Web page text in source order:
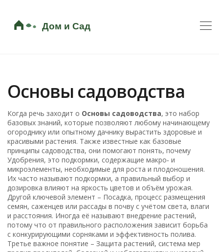
Основы садоводства
Когда речь заходит о Основы садоводства,это набор
базовых знаний, которые позволяют любому начинающему
огороднику или опытному дачнику вырастить здоровые и
красивыми растения. Также известные как базовые
принципы садоводства, они помогают понять, почему
Удобрения,это подкормки, содержащие макро‑ и
микроэлементы, необходимые для роста и плодоношения.
Их часто называютподкормки, а правильный выбор и
дозировка влияют на яркость цветов и объём урожая.
Другой ключевой элемент – Посадка,процесс размещения
семян, саженцев или рассады в почву с учётом света, влаги
и расстояния. Иногда её называютвнедрение растений,
потому что от правильного расположения зависит борьба
с конкурирующими сорняками и эффективность полива.
Третье важное понятие –Защита растений, система мер